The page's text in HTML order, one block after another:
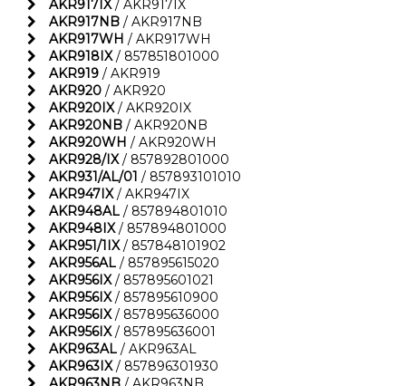
AKR917IX/ AKR917IX
AKR917NB / AKR917NB
AKR917WH / AKR917WH
AKR918IX/ 857851801000
AKR919 / AKR919
AKR920 / AKR920
AKR920IX/ AKR920IX
AKR920NB / AKR920NB
AKR920WH / AKR920WH
AKR928/IX/ 857892801000
AKR931/AL/01 / 857893101010
AKR947IX/ AKR947IX
AKR948AL / 857894801010
AKR948IX/ 857894801000
AKR951/1IX/ 857848101902
AKR956AL / 857895615020
AKR956IX/ 857895601021
AKR956IX/ 857895610900
AKR956IX/ 857895636000
AKR956IX/ 857895636001
AKR963AL / AKR963AL
AKR963IX/ 857896301930